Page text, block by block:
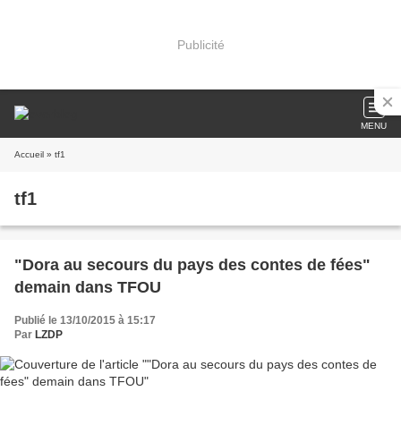
Publicité
MENU
Accueil » tf1
tf1
"Dora au secours du pays des contes de fées"
demain dans TFOU
Publié le 13/10/2015 à 15:17
Par LZDP